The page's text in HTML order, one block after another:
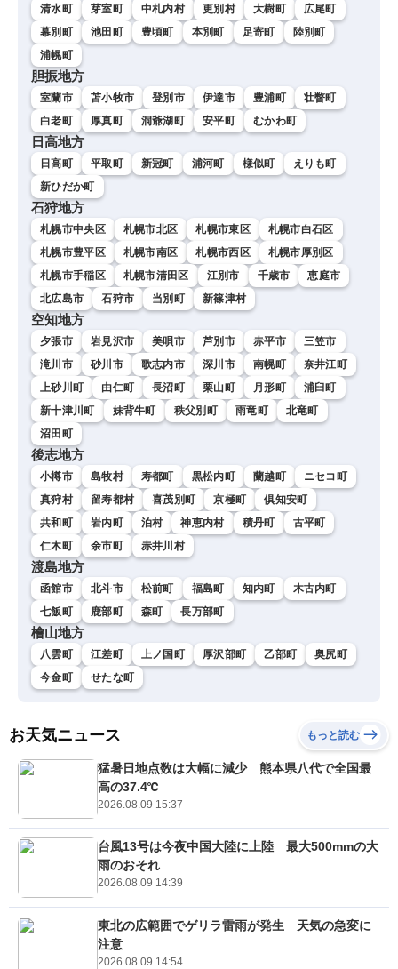
清水町 芽室町 中札内村 更別村 大樹町
広尾町
幕別町
池田町 豊頃町 本別町 足寄町
陸別町
浦幌町
胆振地方
室蘭市 苫小牧市 登別市 伊達市 豊浦町
壮瞥町
白老町
厚真町 洞爺湖町 安平町 むかわ町
日高地方
日高町 平取町 新冠町 浦河町 様似町
えりも町
新ひだか町
石狩地方
札幌市中央区 札幌市北区 札幌市東区
札幌市白石区
札幌市豊平区
札幌市南区 札幌市西区
札幌市厚別区
札幌市手稲区
札幌市清田区 江別市 千歳市
恵庭市
北広島市
石狩市 当別町 新篠津村
空知地方
夕張市 岩見沢市 美唄市 芦別市 赤平市
三笠市
滝川市
砂川市 歌志内市 深川市 南幌町
奈井江町
上砂川町
由仁町 長沼町 栗山町 月形町
浦臼町
新十津川町
妹背牛町 秩父別町 雨竜町
北竜町
沼田町
後志地方
小樽市 島牧村 寿都町 黒松内町 蘭越町
ニセコ町
真狩村
留寿都村 喜茂別町 京極町
倶知安町
共和町
岩内町 泊村 神恵内村 積丹町
古平町
仁木町
余市町 赤井川村
渡島地方
函館市 北斗市 松前町 福島町 知内町
木古内町
七飯町
鹿部町 森町 長万部町
檜山地方
八雲町 江差町 上ノ国町 厚沢部町 乙部町
奥尻町
今金町
せたな町
お天気ニュース もっと読む
猛暑日地点数は大幅に減少 熊本県八代で全国最
高の37.4℃
2026.08.09 15:37
台風13号は今夜中国大陸に上陸 最大500mmの大
雨のおそれ
2026.08.09 14:39
東北の広範囲でゲリラ雷雨が発生 天気の急変に
注意
2026.08.09 14:54